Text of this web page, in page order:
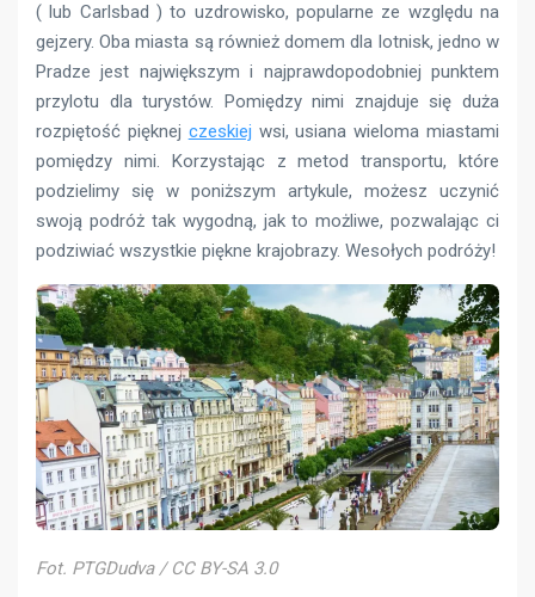
( lub Carlsbad ) to uzdrowisko, popularne ze względu na
gejzery. Oba miasta są również domem dla lotnisk, jedno w
Pradze jest największym i najprawdopodobniej punktem
przylotu dla turystów. Pomiędzy nimi znajduje się duża
rozpiętość pięknej czeskiej wsi, usiana wieloma miastami
pomiędzy nimi. Korzystając z metod transportu, które
podzielimy się w poniższym artykule, możesz uczynić
swoją podróż tak wygodną, jak to możliwe, pozwalając ci
podziwiać wszystkie piękne krajobrazy. Wesołych podróży!
Fot. PTGDudva / CC BY-SA 3.0